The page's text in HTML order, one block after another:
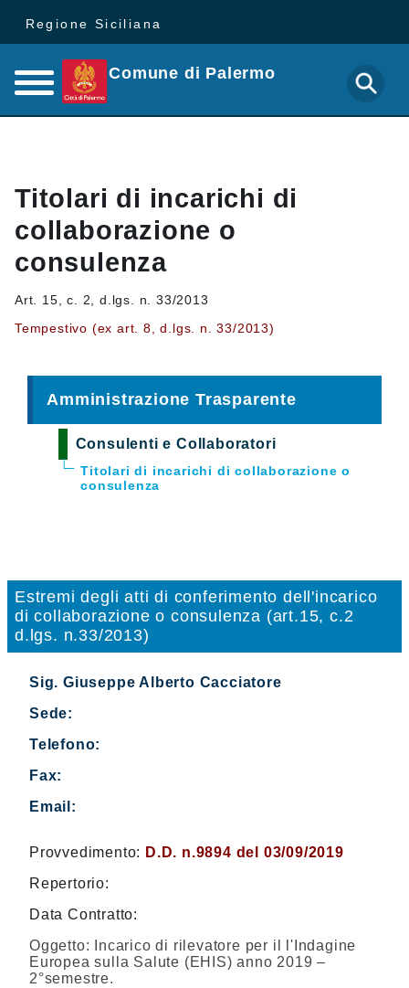
Regione Siciliana
Comune di Palermo
Titolari di incarichi di
collaborazione o
consulenza
Art. 15, c. 2, d.lgs. n. 33/2013
Tempestivo (ex art. 8, d.lgs. n. 33/2013)
Amministrazione Trasparente
Consulenti e Collaboratori
Titolari di incarichi di collaborazione o
consulenza
Estremi degli atti di conferimento dell'incarico
di collaborazione o consulenza (art.15, c.2
d.lgs. n.33/2013)
Sig. Giuseppe Alberto Cacciatore
Sede:
Telefono:
Fax:
Email:
Provvedimento: D.D. n.9894 del 03/09/2019
Repertorio:
Data Contratto:
Oggetto:
Incarico di rilevatore per il l'Indagine
Europea sulla Salute (EHIS) anno 2019 –
2°semestre.